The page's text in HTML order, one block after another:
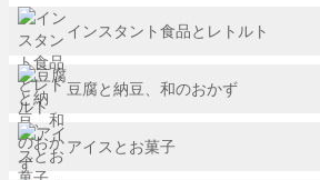
インスタント食品とレトルト
豆腐と納豆、和のおかず
アイスとお菓子